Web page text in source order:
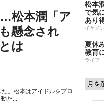
…松本潤「ア
懸念され
は
。松本はアイドルをプロ
だ...
松本
で気
あり
イケメン
夏休
教育
ライフ